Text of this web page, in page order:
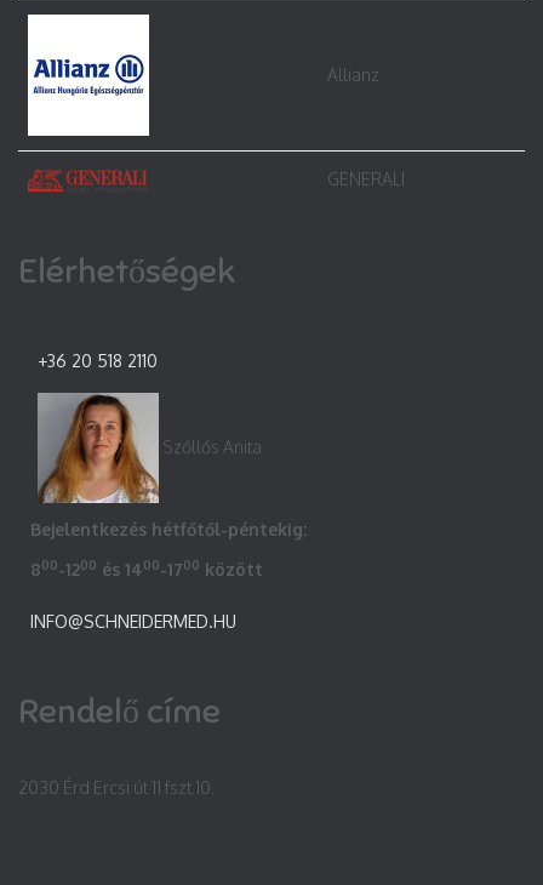
Allianz
GENERALI
Elérhetőségek
+36 20 518 2110
Szőllős Anita
Bejelentkezés hétfőtől-péntekig:
800-1200 és 1400-1700 között
INFO@SCHNEIDERMED.HU
Rendelő címe
2030 Érd Ercsi út 11 fszt.10.